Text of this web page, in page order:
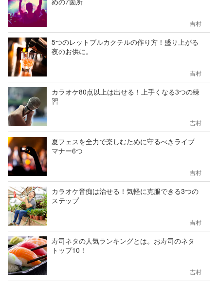
吉村
5つのレットブルカクテルの作り方！盛り上がる
夜のお供に。
吉村
カラオケ80点以上は出せる！上手くなる3つの練
習
吉村
夏フェスを全力で楽しむために守るべきライブ
マナー6つ
吉村
カラオケ音痴は治せる！気軽に克服できる3つの
ステップ
吉村
寿司ネタの人気ランキングとは。お寿司のネタ
トップ10！
吉村